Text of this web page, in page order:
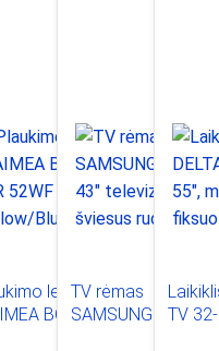
lenta
BOOGIE
TV rėmas
SAMSUNG Frame
TV